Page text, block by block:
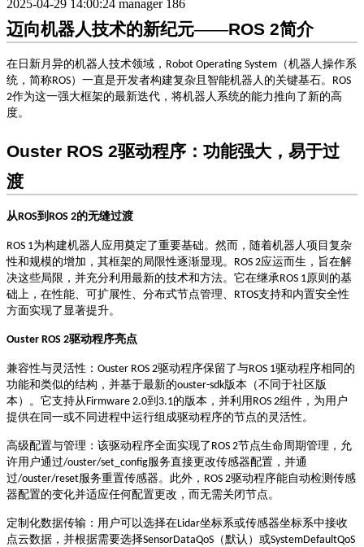
2025-04-29 14:00:24 manager 186
迈向机器人技术的新纪元——ROS 2简介
在日新月异的机器人技术领域， Robot Operating System （机器人操作系
统，简称ROS）一直是开发者构建复杂且智能机器人的关键基石。
ROS
2作为这一强大框架的最新迭代，将机器人系统的能力推向了新的高
度。
Ouster ROS 2驱动程序：功能强大，易于过
渡
从 ROS到 ROS 2的无缝过渡
ROS 1为构建机器人应用奠定了重要基础。然而，随着机器人项目复杂
性和规模的增加，其框架的局限性逐渐显现。
ROS 2应运而生，旨在解
决这些局限，并充分利用最新的技术和方法。它在继承 ROS 1原则的基
础上，在性能、可扩展性、分布式节点管理、
RTOS支持和内置安全性
方面实现了显著提升。
Ouster ROS 2驱动程序亮点
兼容性与灵活性 ‌： Ouster ROS 2驱动程序保留了与ROS 1驱动程序相同的
功能和类似的结构，并基于最新的ouster-sdk版本（不同于社区版
本）。它支持从 Firmware 2.0到 3.1的版本，并利用 ROS 2组件，为用户
提供在同一或不同进程中运行组成驱动程序的节点的灵活性。
高级配置与管理 ‌：该驱动程序全面实现了 ROS 2节点生命周期管理，允
许用户通过/ouster/set_config服务直接更改传感器配置，并通
过/ouster/reset服务重置传感器。此外， ROS 2驱动程序能自动检测传感
器配置的变化并适应任何配置更改，而无需关闭节点。
定制化数据传输 ‌：用户可以选择在Lidar坐标系或传感器坐标系中接收
点云数据，并根据需要选择SensorDataQoS （默认）或SystemDefaultQoS